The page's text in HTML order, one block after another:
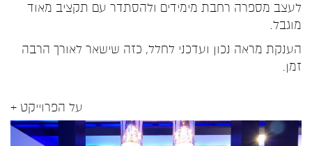
לעצב מספרה רחבת מימידים ולהסתדר עם תקציב מאוד
מוגבל.
הענקת מראה נכון ועדכני לחלל, כזה שישאר לאורך הרבה
זמן.
על הפרוייקט +